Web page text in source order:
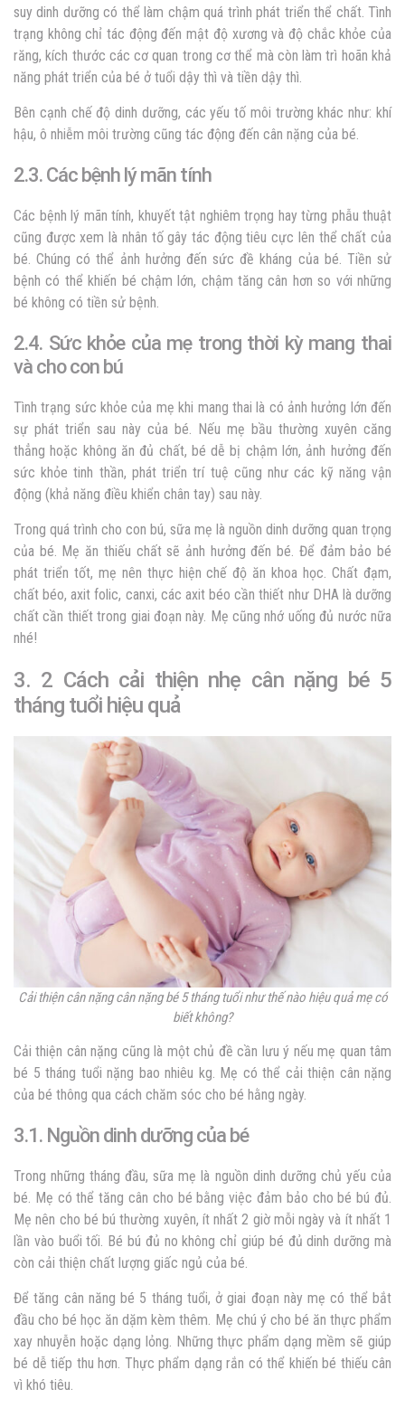
suy dinh dưỡng có thể làm chậm quá trình phát triển thể chất. Tình
trạng không chỉ tác động đến mật độ xương và độ chắc khỏe của
răng, kích thước các cơ quan trong cơ thể mà còn làm trì hoãn khả
năng phát triển của bé ở tuổi dậy thì và tiền dậy thì.
Bên cạnh chế độ dinh dưỡng, các yếu tố môi trường khác như: khí
hậu, ô nhiễm môi trường cũng tác động đến cân nặng của bé.
2.3. Các bệnh lý mãn tính
Các bệnh lý mãn tính, khuyết tật nghiêm trọng hay từng phẫu thuật
cũng được xem là nhân tố gây tác động tiêu cực lên thể chất của
bé. Chúng có thể ảnh hưởng đến sức đề kháng của bé. Tiền sử
bệnh có thể khiến bé chậm lớn, chậm tăng cân hơn so với những
bé không có tiền sử bệnh.
2.4. Sức khỏe của mẹ trong thời kỳ mang thai
và cho con bú
Tình trạng sức khỏe của mẹ khi mang thai là có ảnh hưởng lớn đến
sự phát triển sau này của bé. Nếu mẹ bầu thường xuyên căng
thẳng hoặc không ăn đủ chất, bé dễ bị chậm lớn, ảnh hưởng đến
sức khỏe tinh thần, phát triển trí tuệ cũng như các kỹ năng vận
động (khả năng điều khiển chân tay) sau này.
Trong quá trình cho con bú, sữa mẹ là nguồn dinh dưỡng quan trọng
của bé. Mẹ ăn thiếu chất sẽ ảnh hưởng đến bé. Để đảm bảo bé
phát triển tốt, mẹ nên thực hiện chế độ ăn khoa học. Chất đạm,
chất béo, axit folic, canxi, các axit béo cần thiết như DHA là dưỡng
chất cần thiết trong giai đoạn này. Mẹ cũng nhớ uống đủ nước nữa
nhé!
3. 2 Cách cải thiện nhẹ cân nặng bé 5
tháng tuổi hiệu quả
Cải thiện cân nặngcân nặng bé 5 tháng tuổinhư thế nào hiệu quả mẹ có
biết không?
Cải thiện cân nặng cũng là một chủ đề cần lưu ý nếu mẹ quan tâm
bé 5 tháng tuổi nặng bao nhiêu kg. Mẹ có thể cải thiện cân nặng
của bé thông qua cách chăm sóc cho bé hằng ngày.
3.1. Nguồn dinh dưỡng của bé
Trong những tháng đầu, sữa mẹ là nguồn dinh dưỡng chủ yếu của
bé. Mẹ có thể tăng cân cho bé bằng việc đảm bảo cho bé bú đủ.
Mẹ nên cho bé bú thường xuyên, ít nhất 2 giờ mỗi ngày và ít nhất 1
lần vào buổi tối. Bé bú đủ no không chỉ giúp bé đủ dinh dưỡng mà
còn cải thiện chất lượng giấc ngủ của bé.
Để tăng cân năng bé 5 tháng tuổi, ở giai đoạn này mẹ có thể bắt
đầu cho bé học ăn dặm kèm thêm. Mẹ chú ý cho bé ăn thực phẩm
xay nhuyễn hoặc dạng lỏng. Những thực phẩm dạng mềm sẽ giúp
bé dễ tiếp thu hơn. Thực phẩm dạng rắn có thể khiến bé thiếu cân
vì khó tiêu.